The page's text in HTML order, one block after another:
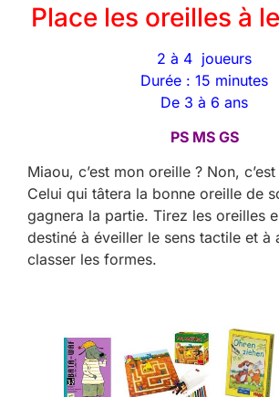
Place les oreilles à
2 à 4 joueurs
Durée : 15 minutes
De 3 à 6 ans
PS MS GS
Miaou, c’est mon oreille ? Non,
Celui qui tâtera la bonne oreille de
gagnera la partie. Tirez les oreilles
destiné à éveiller le sens tactile et à
classer les formes.